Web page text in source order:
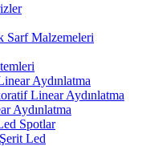
Sarf Malzemeleri
Aydınlatma
Linear Aydınlatma
Aydınlatma
Spotlar
Led